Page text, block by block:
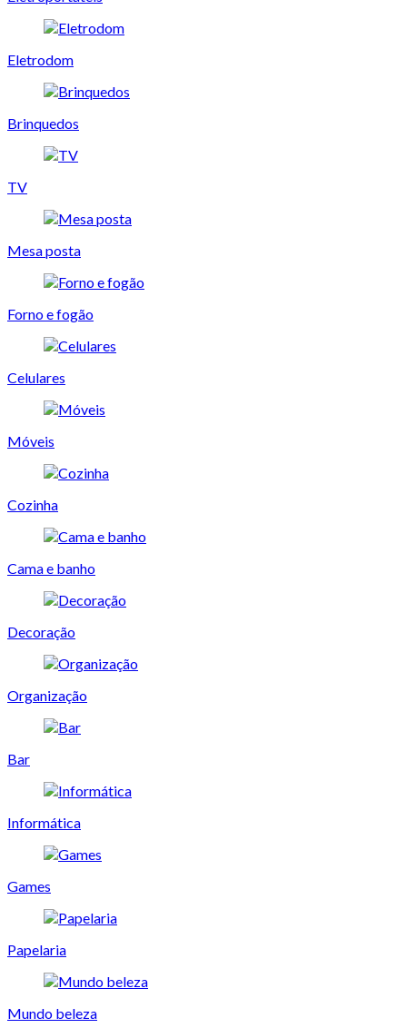
Eletrodom
Brinquedos
TV
Mesa posta
Forno e fogão
Celulares
Móveis
Cozinha
Cama e banho
Decoração
Organização
Bar
Informática
Games
Papelaria
Mundo beleza